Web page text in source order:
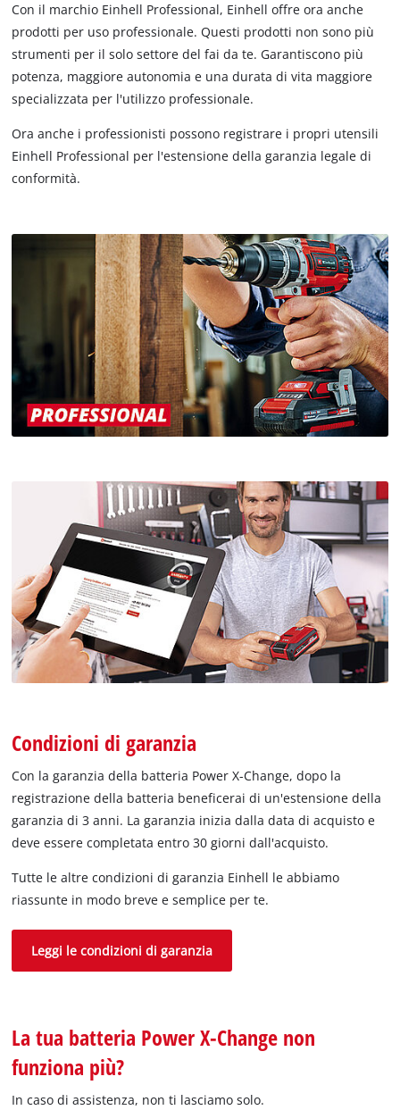
Con il marchio Einhell Professional, Einhell offre ora anche
prodotti per uso professionale. Questi prodotti non sono più
strumenti per il solo settore del fai da te. Garantiscono più
potenza, maggiore autonomia e una durata di vita maggiore
specializzata per l'utilizzo professionale.
Ora anche i professionisti possono registrare i propri utensili
Einhell Professional per l'estensione della garanzia legale di
conformità.
Condizioni di garanzia
Con la garanzia della batteria Power X-Change, dopo la
registrazione della batteria beneficerai di un'estensione della
garanzia di 3 anni. La garanzia inizia dalla data di acquisto e
deve essere completata entro 30 giorni dall'acquisto.
Tutte le altre condizioni di garanzia Einhell le abbiamo
riassunte in modo breve e semplice per te.
Leggi le condizioni di garanzia
La tua batteria Power X-Change non
funziona più?
In caso di assistenza, non ti lasciamo solo.